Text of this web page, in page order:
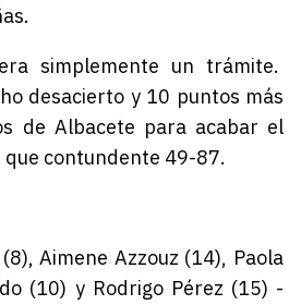
simplemente un trámite.
desacierto y 10 puntos más
de Albacete para acabar el
que contundente 49-87.
Aimene Azzouz (14), Paola
(10) y Rodrigo Pérez (15) -